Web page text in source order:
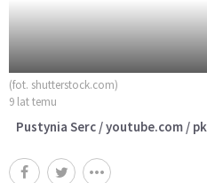
(fot. shutterstock.com)
9 lat temu
Pustynia Serc / youtube.com / pk